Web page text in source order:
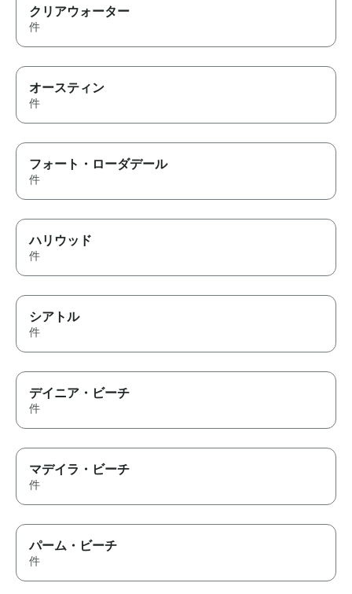
クリアウォーター
件
オースティン
件
フォート・ローダデール
件
ハリウッド
件
シアトル
件
デイニア・ビーチ
件
マデイラ・ビーチ
件
パーム・ビーチ
件